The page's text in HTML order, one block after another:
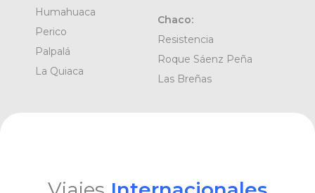
Humahuaca
Perico
Palpalá
La Quiaca
Chaco:
Resistencia
Roque Sáenz Peña
Las Breñas